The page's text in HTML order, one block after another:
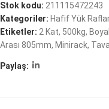
Stok kodu: 211115472243
Kategoriler: Hafif Yük
Etiketler: 2 Kat, 500kg,
Arası 805mm, Minirack,
Paylaş: